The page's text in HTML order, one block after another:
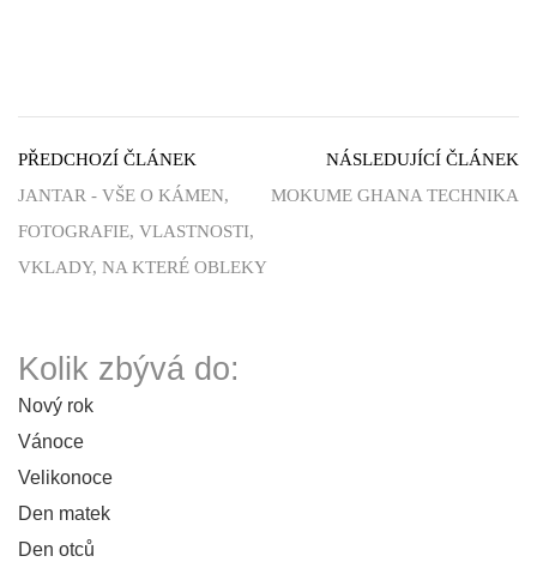
PŘEDCHOZÍ ČLÁNEK
JANTAR - VŠE O KÁMEN,
FOTOGRAFIE, VLASTNOSTI,
VKLADY, NA KTERÉ OBLEKY
NÁSLEDUJÍCÍ ČLÁNEK
MOKUME GHANA TECHNIKA
Kolik zbývá do:
Nový rok
Vánoce
Velikonoce
Den matek
Den otců